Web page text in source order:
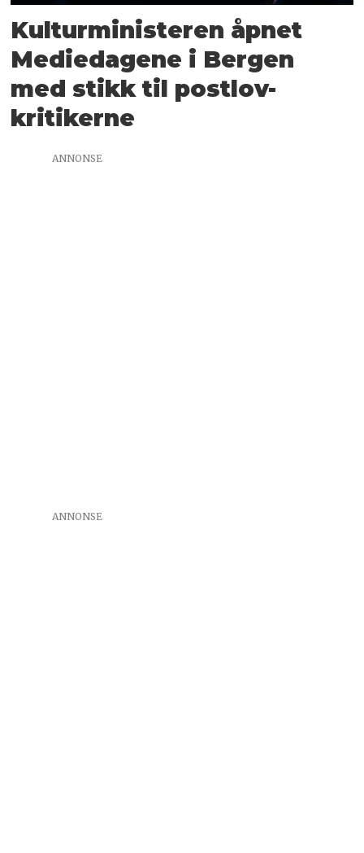
Kulturministeren åpnet
Mediedagene i Bergen
med stikk til postlov-
kritikerne
ANNONSE
ANNONSE